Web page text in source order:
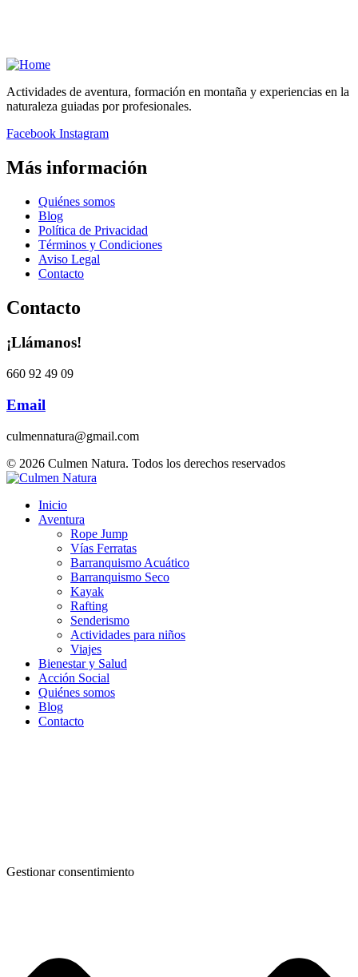
Actividades de aventura, formación en montaña y experiencias en la
naturaleza guiadas por profesionales.
Facebook Instagram
Más información
Quiénes somos
Blog
Política de Privacidad
Términos y Condiciones
Aviso Legal
Contacto
Contacto
¡Llámanos!
660 92 49 09
Email
culmennatura@gmail.com
© 2026 Culmen Natura. Todos los derechos reservados
Inicio
Aventura
Rope Jump
Vías Ferratas
Barranquismo Acuático
Barranquismo Seco
Kayak
Rafting
Senderismo
Actividades para niños
Viajes
Bienestar y Salud
Acción Social
Quiénes somos
Blog
Contacto
Gestionar consentimiento